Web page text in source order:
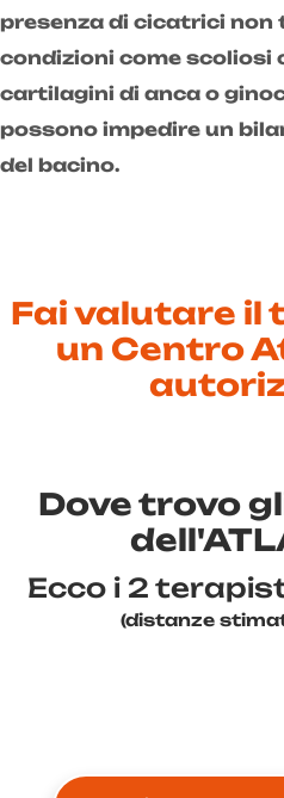
presenza di cicatrici
condizioni come scoliosi
cartilagini di anca o
possono impedire un
del bacino.
Fai valutare il
un Centro
Dove trovo
Ecco i 2
(distanze